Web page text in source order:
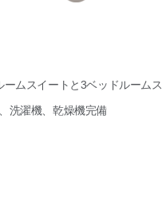
ムスイートと3ベッドルーム
洗濯機、乾燥機完備